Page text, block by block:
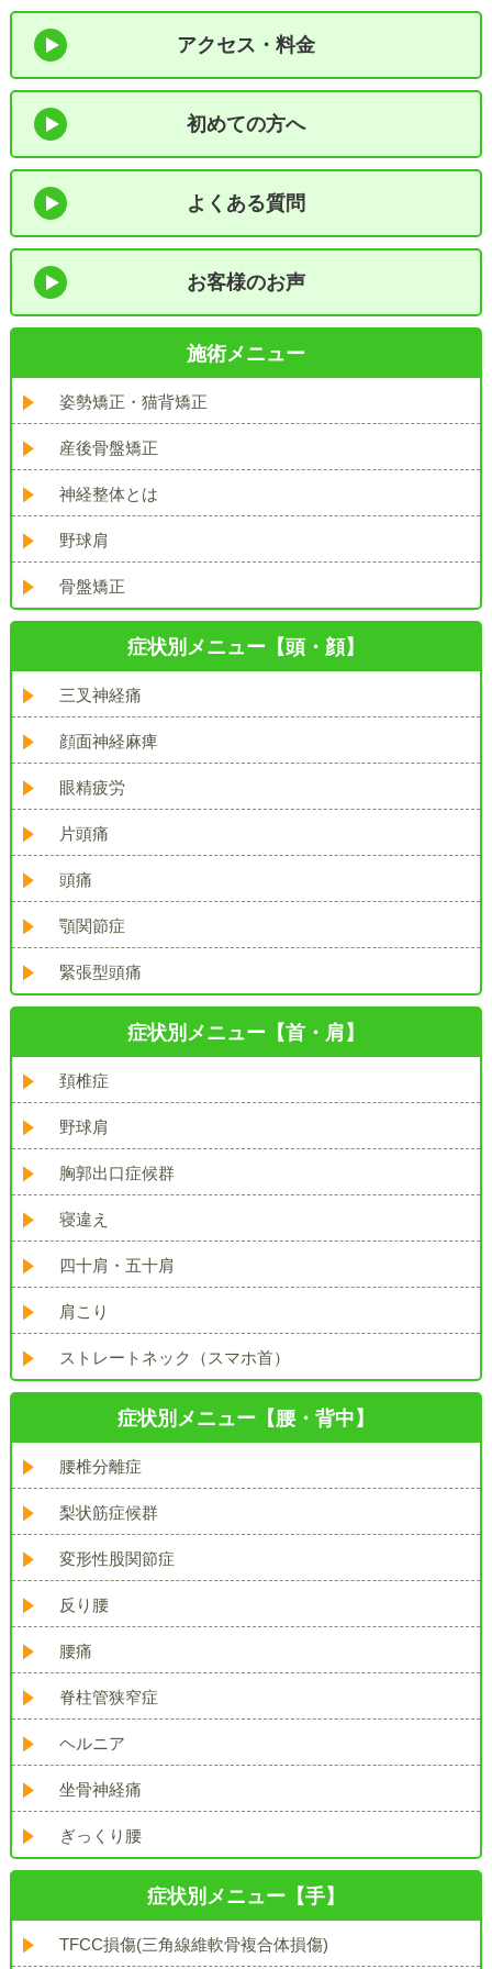
アクセス・料金
初めての方へ
よくある質問
お客様のお声
施術メニュー
姿勢矯正・猫背矯正
産後骨盤矯正
神経整体とは
野球肩
骨盤矯正
症状別メニュー【頭・顔】
三叉神経痛
顔面神経麻痺
眼精疲労
片頭痛
頭痛
顎関節症
緊張型頭痛
症状別メニュー【首・肩】
頚椎症
野球肩
胸郭出口症候群
寝違え
四十肩・五十肩
肩こり
ストレートネック（スマホ首）
症状別メニュー【腰・背中】
腰椎分離症
梨状筋症候群
変形性股関節症
反り腰
腰痛
脊柱管狭窄症
ヘルニア
坐骨神経痛
ぎっくり腰
症状別メニュー【手】
TFCC損傷(三角線維軟骨複合体損傷)